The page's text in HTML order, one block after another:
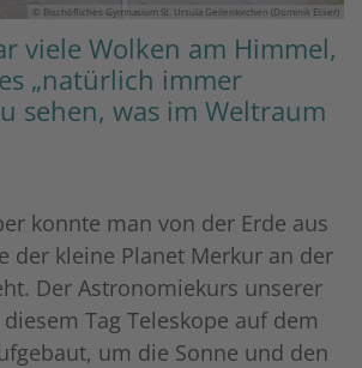
© Bischöfliches Gymnasium St. Ursula Geilenkirchen (Dominik Esser)
viele Wolken am Himmel,
„natürlich immer
sehen, was im Weltraum
konnte man von der Erde aus
der kleine Planet Merkur an der
Der Astronomiekurs unserer
Tag Teleskope auf dem
um die Sonne und den